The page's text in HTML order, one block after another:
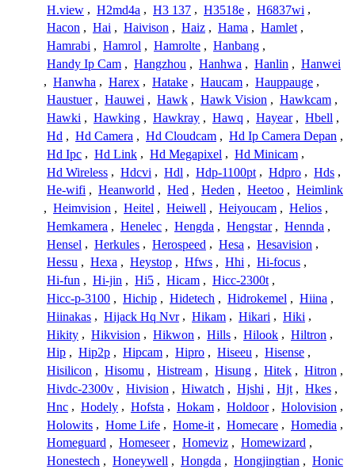
H.view , H2md4a , H3 137 , H3518e , H6837wi ,
Hacon , Hai , Haivison , Haiz , Hama , Hamlet ,
Hamrabi , Hamrol , Hamrolte , Hanbang ,
Handy Ip Cam , Hangzhou , Hanhwa , Hanlin , Hanwei
, Hanwha , Harex , Hatake , Haucam , Hauppauge ,
Haustuer , Hauwei , Hawk , Hawk Vision , Hawkcam ,
Hawki , Hawking , Hawkray , Hawq , Hayear , Hbell ,
Hd , Hd Camera , Hd Cloudcam , Hd Ip Camera Depan ,
Hd Ipc , Hd Link , Hd Megapixel , Hd Minicam ,
Hd Wireless , Hdcvi , Hdl , Hdp-1100pt , Hdpro , Hds ,
He-wifi , Heanworld , Hed , Heden , Heetoo , Heimlink
, Heimvision , Heitel , Heiwell , Heiyoucam , Helios ,
Hemkamera , Henelec , Hengda , Hengstar , Hennda ,
Hensel , Herkules , Herospeed , Hesa , Hesavision ,
Hessu , Hexa , Heystop , Hfws , Hhi , Hi-focus ,
Hi-fun , Hi-jin , Hi5 , Hicam , Hicc-2300t ,
Hicc-p-3100 , Hichip , Hidetech , Hidrokemel , Hiina ,
Hiinakas , Hijack Hq Nvr , Hikam , Hikari , Hiki ,
Hikity , Hikvision , Hikwon , Hills , Hilook , Hiltron ,
Hip , Hip2p , Hipcam , Hipro , Hiseeu , Hisense ,
Hisilicon , Hisomu , Histream , Hisung , Hitek , Hitron ,
Hivdc-2300v , Hivision , Hiwatch , Hjshi , Hjt , Hkes ,
Hnc , Hodely , Hofsta , Hokam , Holdoor , Holovision ,
Holowits , Home Life , Home-it , Homecare , Homedia ,
Homeguard , Homeseer , Homeviz , Homewizard ,
Honestech , Honeywell , Hongda , Hongjingtian , Honic